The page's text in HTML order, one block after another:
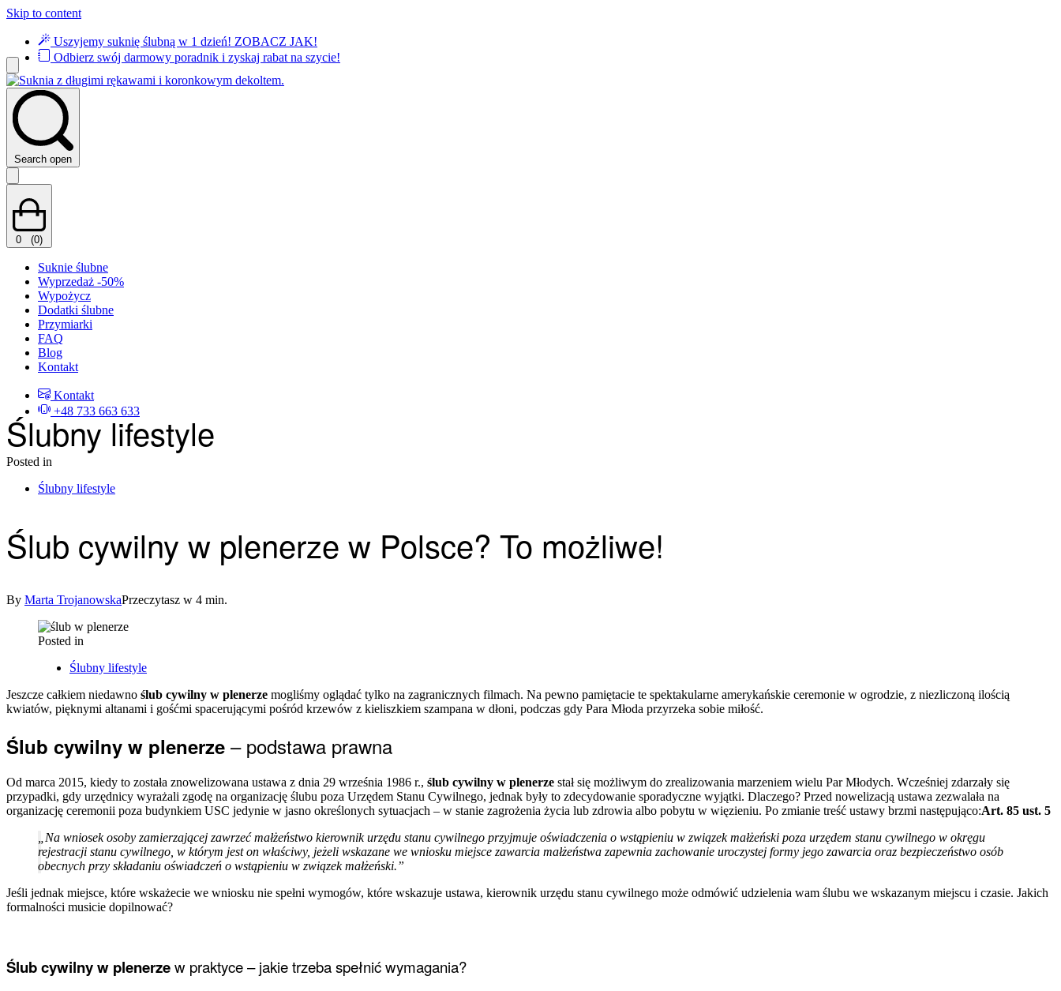
Skip to content
Uszyjemy suknię ślubną w 1 dzień! ZOBACZ JAK!
Odbierz swój darmowy poradnik i zyskaj rabat na szycie!
Search open
0 (0)
Suknie ślubne
Wyprzedaż -50%
Wypożycz
Dodatki ślubne
Przymiarki
FAQ
Blog
Kontakt
Kontakt
+48 733 663 633
Ślubny lifestyle
Posted in
Ślubny lifestyle
Ślub cywilny w plenerze w Polsce? To możliwe!
By Marta TrojanowskaPrzeczytasz w 4 min.
Posted in
Ślubny lifestyle
Jeszcze całkiem niedawno ślub cywilny w plenerze mogliśmy oglądać tylko na zagranicznych filmach. Na pewno pamiętacie te spektakularne amerykańskie ceremonie w ogrodzie, z niezliczoną ilością
kwiatów, pięknymi altanami i gośćmi spacerującymi pośród krzewów z kieliszkiem szampana w dłoni, podczas gdy Para Młoda przyrzeka sobie miłość.
Ślub cywilny w plenerze – podstawa prawna
Od marca 2015, kiedy to została znowelizowana ustawa z dnia 29 września 1986 r., ślub cywilny w plenerze stał się możliwym do zrealizowania marzeniem wielu Par Młodych. Wcześniej zdarzały się
przypadki, gdy urzędnicy wyrażali zgodę na organizację ślubu poza Urzędem Stanu Cywilnego, jednak były to zdecydowanie sporadyczne wyjątki. Dlaczego? Przed nowelizacją ustawa zezwalała na
organizację ceremonii poza budynkiem USC jedynie w jasno określonych sytuacjach – w stanie zagrożenia życia lub zdrowia albo pobytu w więzieniu. Po zmianie treść ustawy brzmi następująco:Art. 85 ust. 5
„Na wniosek osoby zamierzającej zawrzeć małżeństwo kierownik urzędu stanu cywilnego przyjmuje oświadczenia o wstąpieniu w związek małżeński poza urzędem stanu cywilnego w okręgu
rejestracji stanu cywilnego, w którym jest on właściwy, jeżeli wskazane we wniosku miejsce zawarcia małżeństwa zapewnia zachowanie uroczystej formy jego zawarcia oraz bezpieczeństwo osób
obecnych przy składaniu oświadczeń o wstąpieniu w związek małżeński.”
Jeśli jednak miejsce, które wskażecie we wniosku nie spełni wymogów, które wskazuje ustawa, kierownik urzędu stanu cywilnego może odmówić udzielenia wam ślubu we wskazanym miejscu i czasie. Jakich
formalności musicie dopilnować?
Ślub cywilny w plenerzew praktyce – jakie trzeba spełnić wymagania?